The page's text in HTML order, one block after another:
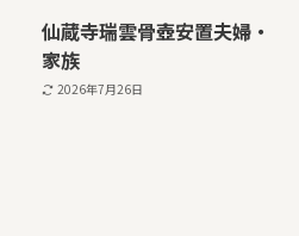
仙蔵寺瑞雲骨壺安置夫婦・
家族
2026年7月26日